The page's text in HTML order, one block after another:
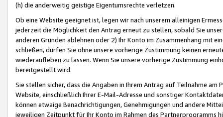
(h) die anderweitig geistige Eigentumsrechte verletzen.
Ob eine Website geeignet ist, legen wir nach unserem alleinigen
jederzeit die Möglichkeit den Antrag erneut zu stellen, sobald Sie
anderen Gründen ablehnen oder 2) Ihr Konto im Zusammenhang mit
schließen, dürfen Sie ohne unsere vorherige Zustimmung keinen
wiederaufleben zu lassen. Wenn Sie unsere vorherige Zustimmung
bereitgestellt wird.
Sie stellen sicher, dass die Angaben in Ihrem Antrag auf Teilnahme
Website, einschließlich Ihrer E-Mail-Adresse und sonstiger
können etwaige Benachrichtigungen, Genehmigungen und andere
jeweiligen Zeitpunkt für Ihr Konto im Rahmen des Partnerprogramms